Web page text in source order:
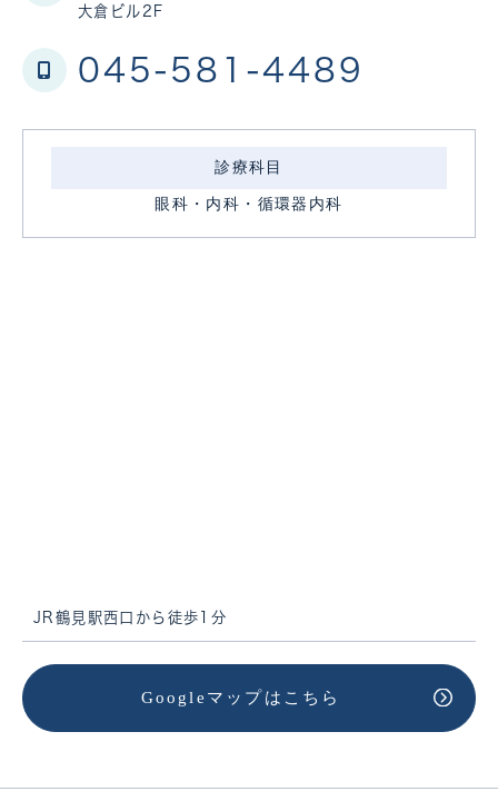
大倉ビル2F
045-581-4489
診療科目
眼科・内科・循環器内科
JR鶴見駅西口から徒歩1分
Googleマップはこちら